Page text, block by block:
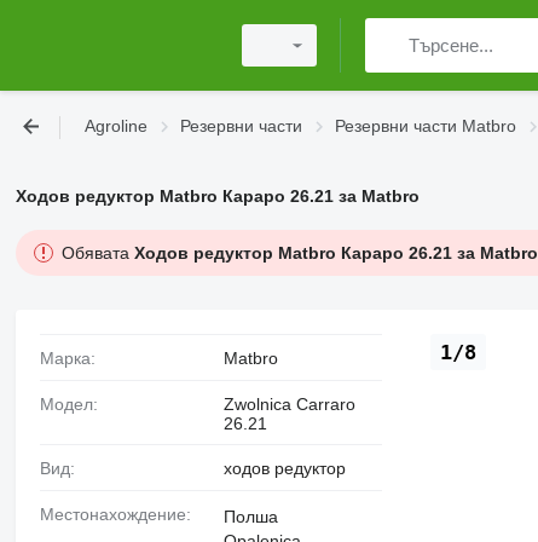
Agroline Резервни части Резервни части Matbro
Ходов редуктор Matbro Караро 26.21 за Matbro
Обявата Ходов редуктор Matbro Караро 26.21 за Matbro
1/8
Марка: Matbro
Модел:
Zwolnica Carraro
26.21
Вид: ходов редуктор
Местонахождение:
Полша